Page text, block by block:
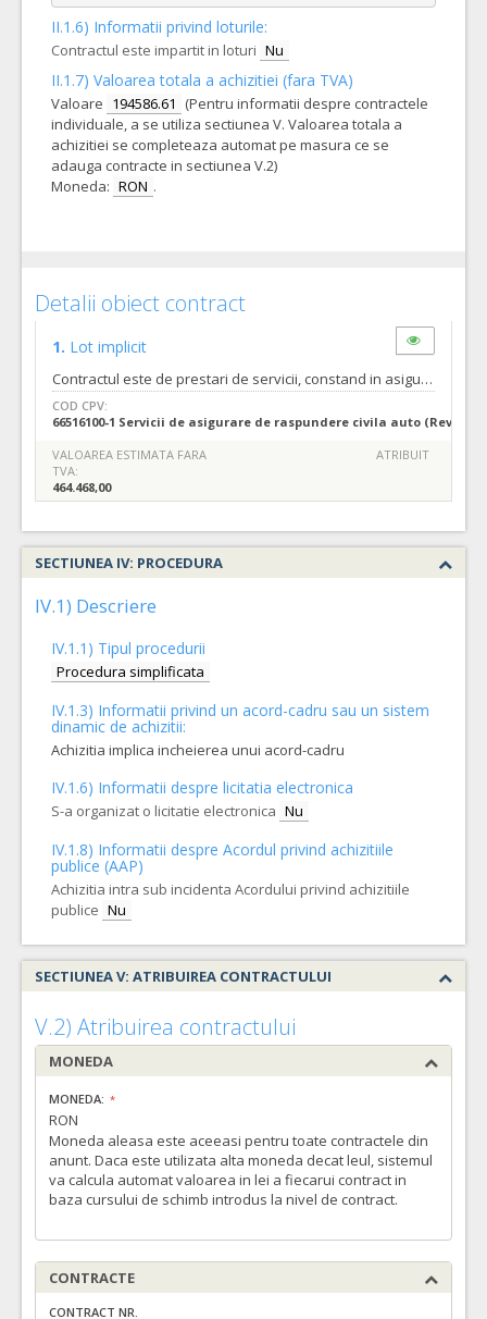
II.1.6) Informatii privind loturile:
Contractul este impartit in loturi Nu
II.1.7) Valoarea totala a achizitiei (fara TVA)
Valoare 194586.61
(Pentru informatii despre contractele
individuale, a se utiliza sectiunea V. Valoarea totala a
achizitiei se completeaza automat pe masura ce se
adauga contracte in sectiunea V.2)
Moneda: RON .
Detalii obiect contract
1. Lot implicit
Contractul este de prestari de servicii, constand in asigurarea obligatorie de raspundere civila auto (RCA) a intregului parc de autovehicule apartinand Garzii de Coasta. Total autovehicule asigurate: minim 364 autovehicule si maxim 371 autovehicule. Se vor încheia contracte subsecvente lunare, in functie de data expirarii politelor conform desfasuratorului pe tipuri si categorii de autovehicule din caietul de sarcini, in cantitate minima de 1 autovehicul si maxima de 77 autovehicule pentru fiecare contract subsecvent. Valoarea estimata a celui mai mic contract subsecvent este de 136 lei si valoarea estimata a celui mai mare contract subsecvent este de maxim 73.035 lei.
COD CPV:
66516100-1 Servicii de asigurare de raspundere civila auto (Rev.2)
VALOAREA ESTIMATA FARA
TVA:
464.468,00
ATRIBUIT
SECTIUNEA IV: PROCEDURA
IV.1) Descriere
IV.1.1) Tipul procedurii
Procedura simplificata
IV.1.3) Informatii privind un acord-cadru sau un sistem
dinamic de achizitii:
Achizitia implica incheierea unui acord-cadru
IV.1.6) Informatii despre licitatia electronica
S-a organizat o licitatie electronica Nu
IV.1.8) Informatii despre Acordul privind achizitiile
publice (AAP)
Achizitia intra sub incidenta Acordului privind achizitiile
publice Nu
SECTIUNEA V: ATRIBUIREA CONTRACTULUI
V.2) Atribuirea contractului
MONEDA
MONEDA:
RON
Moneda aleasa este aceeasi pentru toate contractele din
anunt. Daca este utilizata alta moneda decat leul, sistemul
va calcula automat valoarea in lei a fiecarui contract in
baza cursului de schimb introdus la nivel de contract.
CONTRACTE
CONTRACT NR.